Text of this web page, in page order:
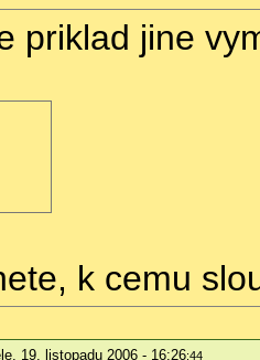
priklad jine
k cemu
19. listopadu 2006 - 16:26:44